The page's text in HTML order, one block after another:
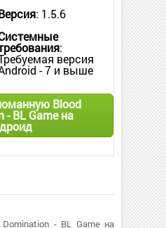
: 1.5.6
:
версия
- 7 и выше
Blood
- BL Game на
- BL Game на